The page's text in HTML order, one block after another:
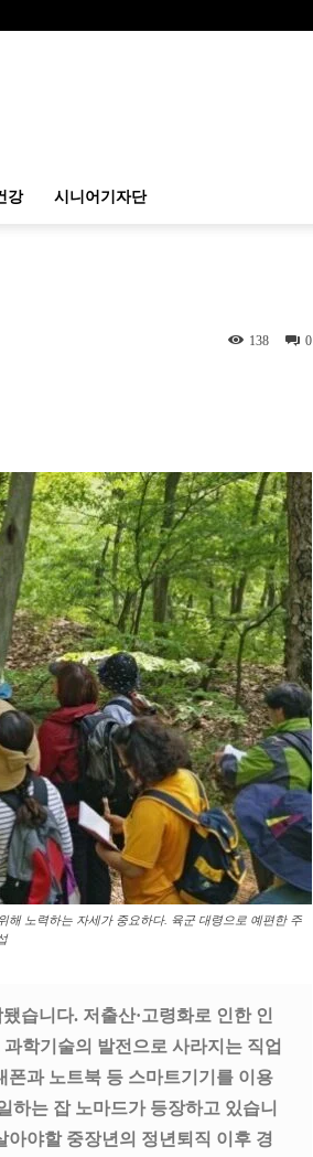
강 시니어기자단
0
138
해 노력하는 자세가 중요하다. 육군 대령으로 예편한 주
습니다. 저출산·고령화로 인한 인
과학기술의 발전으로 사라지는 직업
폰과 노트북 등 스마트기기를 이용
하는 잡 노마드가 등장하고 있습니
아야할 중장년의 정년퇴직 이후 경